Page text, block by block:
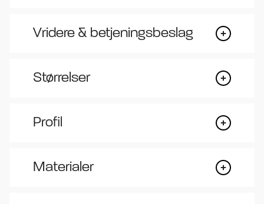
Vridere & betjeningsbeslag
Størrelser
Profil
Materialer